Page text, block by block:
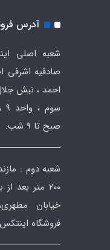
آدرس
شعبه اصلی
صادقیه اشرفی
صبح تا ۹ شب.
شعبه دوم :
۲۰۰ متر بعد
خیابان
فروشگاه اینتکس